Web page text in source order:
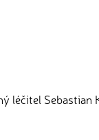
léčitel Sebastian